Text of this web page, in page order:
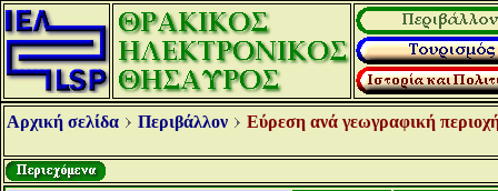
Αρχική σελίδα Περιβάλλον Εύρεση ανά γεωγραφική